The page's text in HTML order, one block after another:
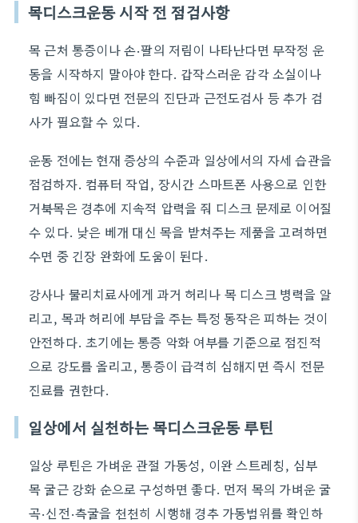
목디스크운동 시작 전 점검사항
목 근처 통증이나 손·팔의 저림이 나타난다면 무작정 운
동을 시작하지 말아야 한다. 갑작스러운 감각 소실이나
힘 빠짐이 있다면 전문의 진단과 근전도검사 등 추가 검
사가 필요할 수 있다.
운동 전에는 현재 증상의 수준과 일상에서의 자세 습관을
점검하자. 컴퓨터 작업, 장시간 스마트폰 사용으로 인한
거북목은 경추에 지속적 압력을 줘 디스크 문제로 이어질
수 있다. 낮은 베개 대신 목을 받쳐주는 제품을 고려하면
수면 중 긴장 완화에 도움이 된다.
강사나 물리치료사에게 과거 허리나 목 디스크 병력을 알
리고, 목과 허리에 부담을 주는 특정 동작은 피하는 것이
안전하다. 초기에는 통증 악화 여부를 기준으로 점진적
으로 강도를 올리고, 통증이 급격히 심해지면 즉시 전문
진료를 권한다.
일상에서 실천하는 목디스크운동 루틴
일상 루틴은 가벼운 관절 가동성, 이완 스트레칭, 심부
목 굴근 강화 순으로 구성하면 좋다. 먼저 목의 가벼운 굴
곡·신전·측굴을 천천히 시행해 경추 가동범위를 확인하